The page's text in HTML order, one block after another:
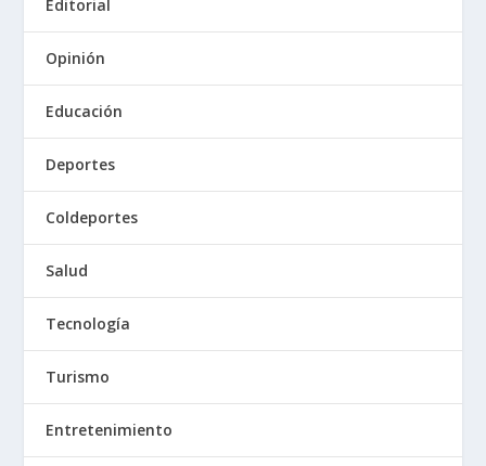
Editorial
Opinión
Educación
Deportes
Coldeportes
Salud
Tecnología
Turismo
Entretenimiento